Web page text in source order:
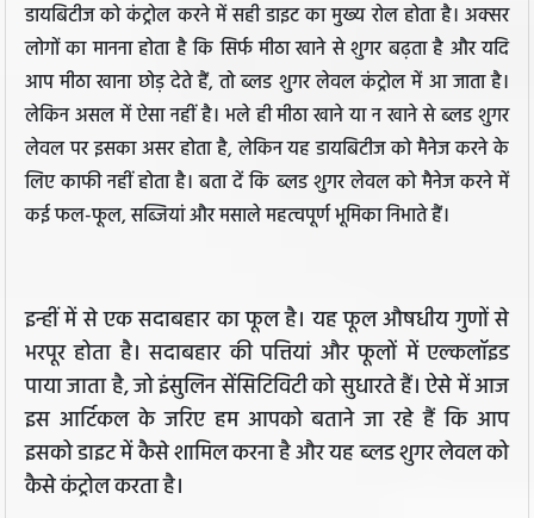
डायबिटीज को कंट्रोल करने में सही डाइट का मुख्य रोल होता है। अक्सर
लोगों का मानना होता है कि सिर्फ मीठा खाने से शुगर बढ़ता है और यदि
आप मीठा खाना छोड़ देते हैं, तो ब्लड शुगर लेवल कंट्रोल में आ जाता है।
लेकिन असल में ऐसा नहीं है। भले ही मीठा खाने या न खाने से ब्लड शुगर
लेवल पर इसका असर होता है, लेकिन यह डायबिटीज को मैनेज करने के
लिए काफी नहीं होता है। बता दें कि ब्लड शुगर लेवल को मैनेज करने में
कई फल-फूल, सब्जियां और मसाले महत्वपूर्ण भूमिका निभाते हैं।
इन्हीं में से एक सदाबहार का फूल है। यह फूल औषधीय गुणों से
भरपूर होता है। सदाबहार की पत्तियां और फूलों में एल्कलॉइड
पाया जाता है, जो इंसुलिन सेंसिटिविटी को सुधारते हैं। ऐसे में आज
इस आर्टिकल के जरिए हम आपको बताने जा रहे हैं कि आप
इसको डाइट में कैसे शामिल करना है और यह ब्लड शुगर लेवल को
कैसे कंट्रोल करता है।